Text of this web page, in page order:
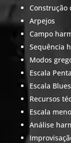
Construção
Arpejos
Campo
Sequência
Modos
Escala
Escala Blues
Recursos
Escala
Análise